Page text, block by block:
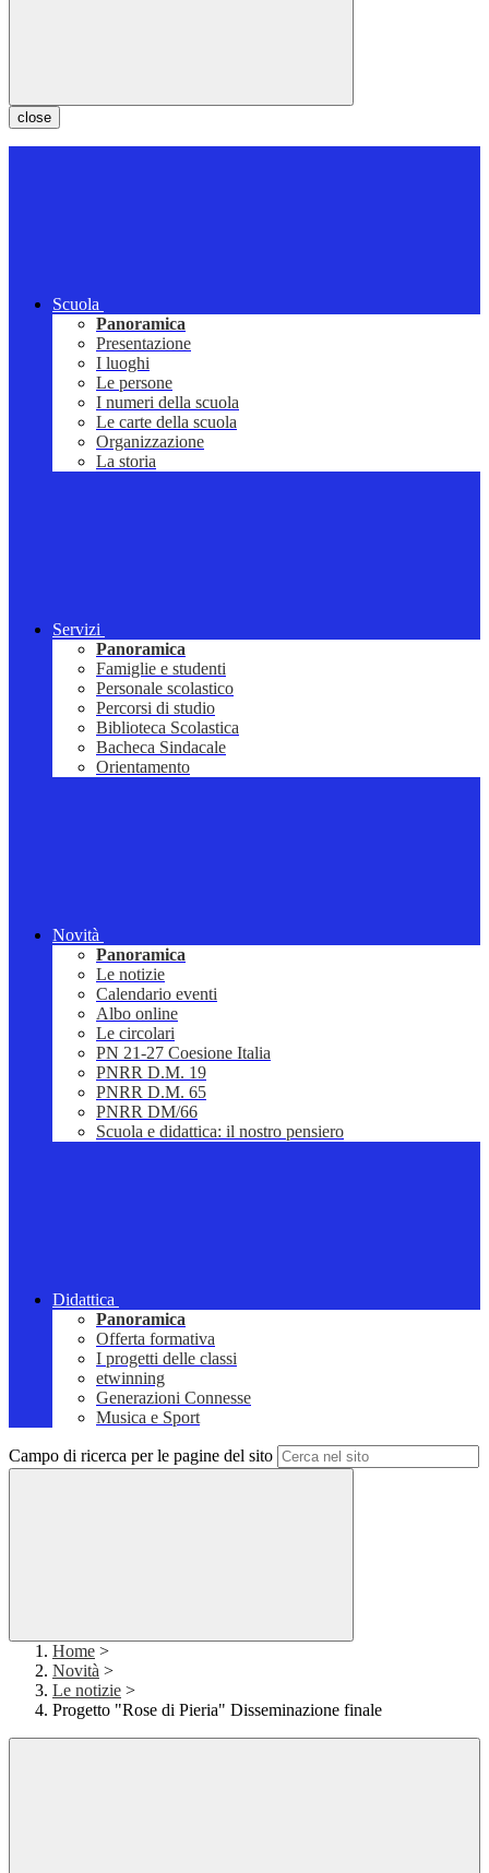
close
Scuola
Panoramica
Presentazione
I luoghi
Le persone
I numeri della scuola
Le carte della scuola
Organizzazione
La storia
Servizi
Panoramica
Famiglie e studenti
Personale scolastico
Percorsi di studio
Biblioteca Scolastica
Bacheca Sindacale
Orientamento
Novità
Panoramica
Le notizie
Calendario eventi
Albo online
Le circolari
PN 21-27 Coesione Italia
PNRR D.M. 19
PNRR D.M. 65
PNRR DM/66
Scuola e didattica: il nostro pensiero
Didattica
Panoramica
Offerta formativa
I progetti delle classi
etwinning
Generazioni Connesse
Musica e Sport
Campo di ricerca per le pagine del sito
Home >
Novità >
Le notizie >
Progetto "Rose di Pieria" Disseminazione finale